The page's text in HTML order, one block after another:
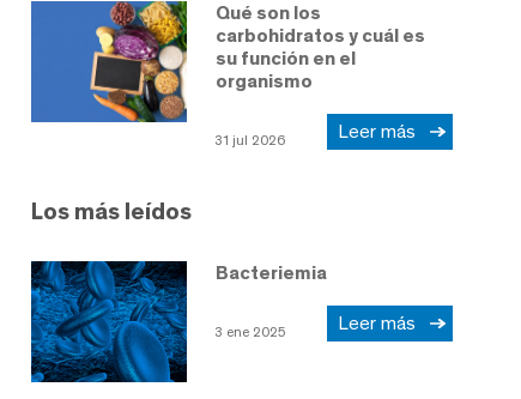
Qué son los
carbohidratos y cuál es
su función en el
organismo
31 jul 2026 Leer más
Los más leídos
Bacteriemia
3 ene 2025 Leer más